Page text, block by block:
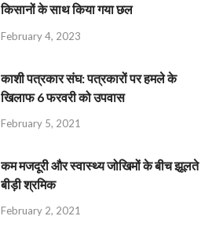
किसानों के साथ किया गया छल
February 4, 2023
काशी पत्रकार संघ: पत्रकारों पर हमले के
खिलाफ 6 फरवरी को उपवास
February 5, 2021
कम मजदूरी और स्वास्थ्य जोखिमों के बीच झूलते
बीड़ी श्रमिक
February 2, 2021